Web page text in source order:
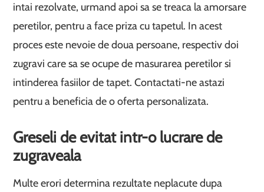
intai rezolvate, urmand apoi sa se treaca la amorsare
peretilor, pentru a face priza cu tapetul. In acest
proces este nevoie de doua persoane, respectiv doi
zugravi care sa se ocupe de masurarea peretilor si
intinderea fasiilor de tapet. Contactati-ne astazi
pentru a beneficia de o oferta personalizata.
Greseli de evitat intr-o lucrare de
zugraveala
Multe erori determina rezultate neplacute dupa